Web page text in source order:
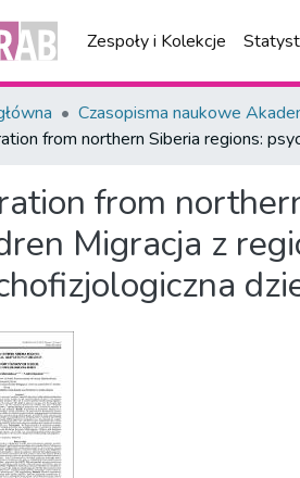
Zespoły i Kolekcje
Czasopisma naukowe
from northern Siberia regions:
from
Migracja z